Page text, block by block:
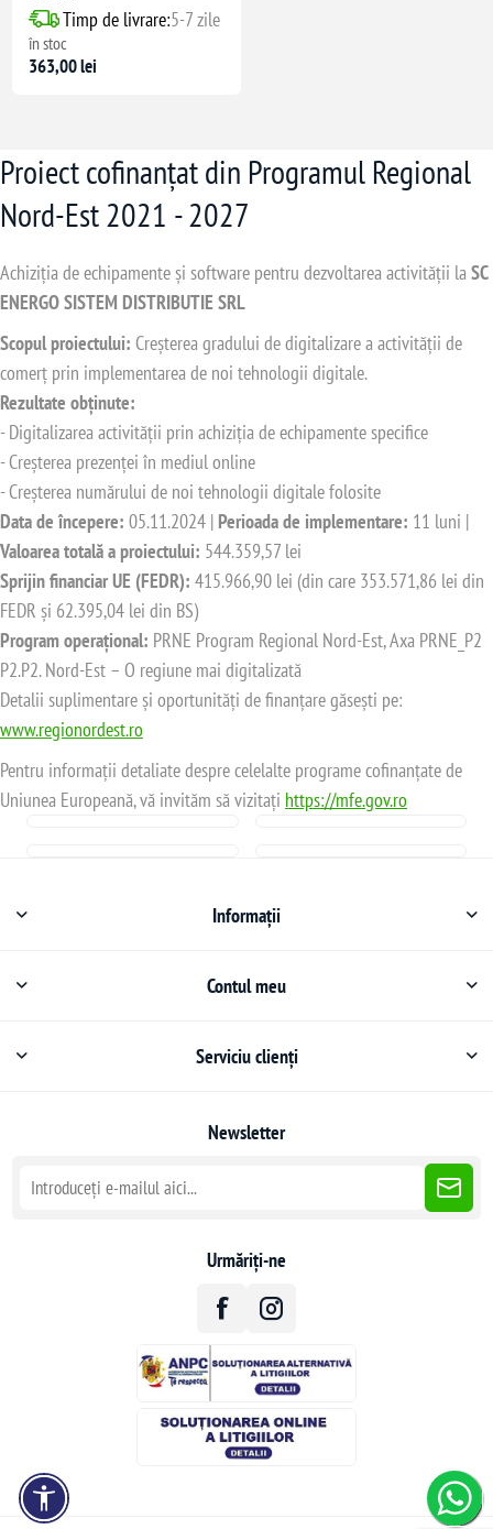
Timp de livrare:5-7 zile
în stoc
363,00 lei
Proiect cofinanțat din Programul Regional
Nord-Est 2021 - 2027
Achiziția de echipamente și software pentru dezvoltarea activității la SC
ENERGO SISTEM DISTRIBUTIE SRL
Scopul proiectului: Creșterea gradului de digitalizare a activității de
comerț prin implementarea de noi tehnologii digitale.
Rezultate obținute:
- Digitalizarea activității prin achiziția de echipamente specifice
- Creșterea prezenței în mediul online
- Creșterea numărului de noi tehnologii digitale folosite
Data de începere: 05.11.2024 | Perioada de implementare: 11 luni |
Valoarea totală a proiectului: 544.359,57 lei
Sprijin financiar UE (FEDR): 415.966,90 lei (din care 353.571,86 lei din
FEDR și 62.395,04 lei din BS)
Program operațional: PRNE Program Regional Nord-Est, Axa PRNE_P2
P2.P2. Nord-Est – O regiune mai digitalizată
Detalii suplimentare și oportunități de finanțare găsești pe:
www.regionordest.ro
Pentru informații detaliate despre celelalte programe cofinanțate de
Uniunea Europeană, vă invităm să vizitați https://mfe.gov.ro
Informații
Contul meu
Serviciu clienți
Newsletter
Urmăriți-ne